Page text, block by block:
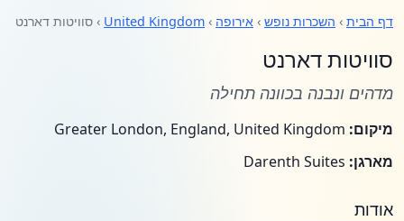
דף הבית › השכרות נופש › אירופה ›
United Kingdom › סוויטות דארנט
סוויטות דארנט
מדהים ונבנה בכוונה תחילה
מיקום:
מארגן:
אודות